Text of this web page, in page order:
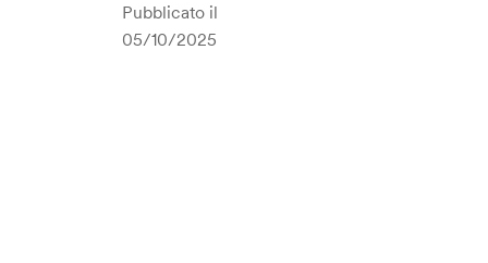
Pubblicato il
05/10/2025